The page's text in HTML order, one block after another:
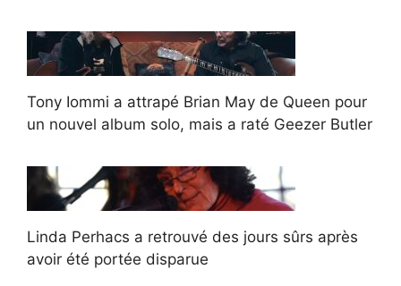
Tony Iommi a attrapé Brian May de Queen pour
un nouvel album solo, mais a raté Geezer Butler
Linda Perhacs a retrouvé des jours sûrs après
avoir été portée disparue